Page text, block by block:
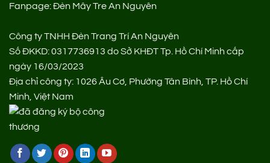
Fanpage:Đèn Mây Tre An Nguyên
Công ty TNHH Đèn Trang Trí An Nguyên
Số ĐKKD: 0317736913 do Sở KHĐT Tp. Hồ Chí Minh cấp
ngày 16/03/2023
Địa chỉ công ty: 1026 Âu Cơ, Phường Tân Bình, TP. Hồ Chí
Minh, Việt Nam